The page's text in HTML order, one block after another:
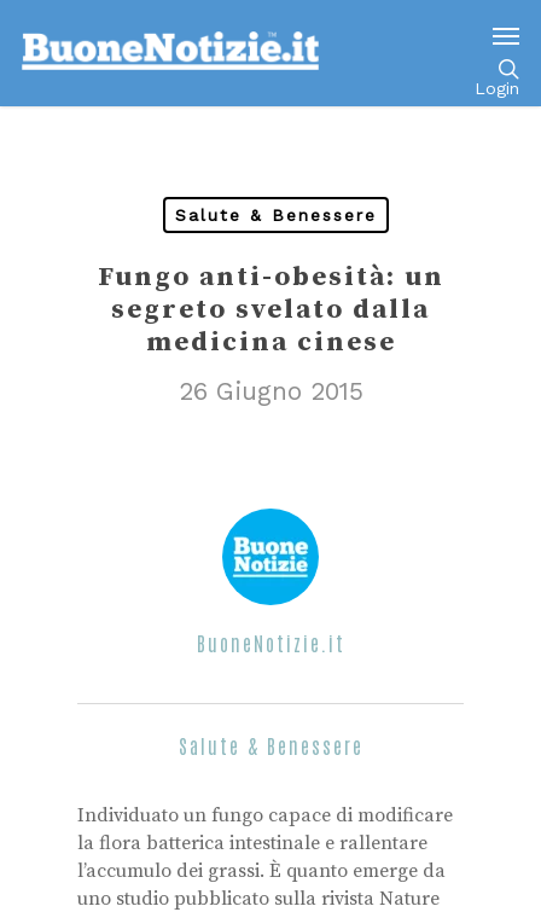
Login
Salute & Benessere
Fungo anti-obesità: un
segreto svelato dalla
medicina cinese
26 Giugno 2015
BuoneNotizie.it
Salute & Benessere
Individuato un fungo capace di modificare
la flora batterica intestinale e rallentare
l’accumulo dei grassi. È quanto emerge da
uno studio pubblicato sulla rivista Nature
Go to mobile version